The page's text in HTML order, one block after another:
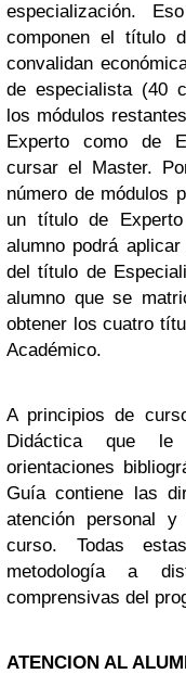
especialización.
componen el título
convalidan
de especialista (40
los módulos
Experto como de
cursar el Master.
número de módulos
un título de
alumno podrá
del título de
alumno que se
obtener los cuatro
Académico.
A principios de
Didáctica que le
orientaciones
Guía contiene las
atención personal
curso. Todas
metodología a
comprensivas del
ATENCION AL